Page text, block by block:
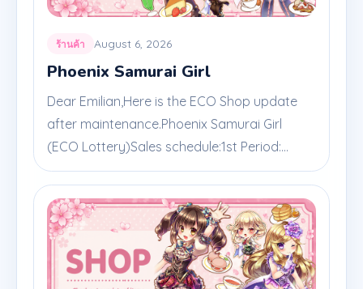
ร้านค้า August 6, 2026
Phoenix Samurai Girl
Dear Emilian,Here is the ECO Shop update
after maintenance.Phoenix Samurai Girl
(ECO Lottery)Sales schedule:1st Period:...